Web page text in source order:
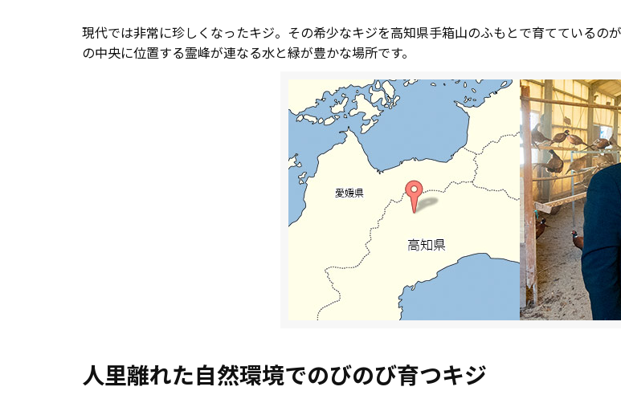
現代では非常に珍しくなったキジ。その希少なキジを高知県手箱山のふもとで育てているの
の中央に位置する霊峰が連なる水と緑が豊かな場所です。
人里離れた自然環境でのびのび育つキジ